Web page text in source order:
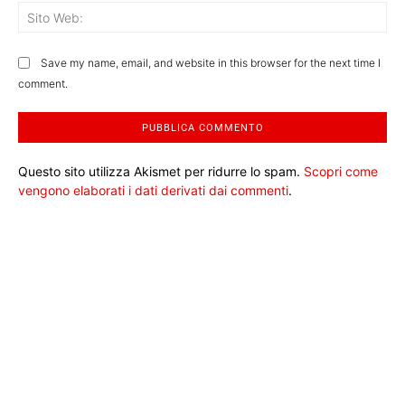
Save my name, email, and website in this browser for the next time I
comment.
Questo sito utilizza Akismet per ridurre lo spam. Scopri come
vengono elaborati i dati derivati dai commenti.